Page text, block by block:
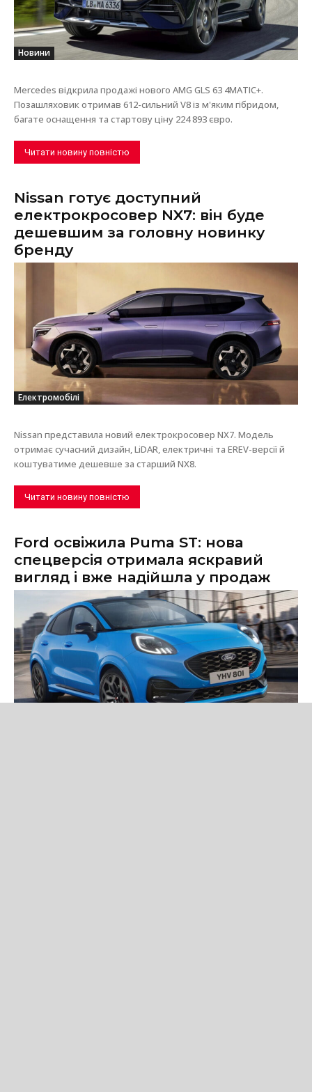
Новини
Mercedes відкрила продажі нового AMG GLS 63 4MATIC+.
Позашляховик отримав 612-сильний V8 із м'яким гібридом,
багате оснащення та стартову ціну 224 893 євро.
Читати новину повністю
Nissan готує доступний
електрокросовер NX7: він буде
дешевшим за головну новинку
бренду
Електромобілі
Nissan представила новий електрокросовер NX7. Модель
отримає сучасний дизайн, LiDAR, електричні та EREV-версії й
коштуватиме дешевше за старший NX8.
Читати новину повністю
Ford освіжила Puma ST: нова
спецверсія отримала яскравий
вигляд і вже надійшла у продаж